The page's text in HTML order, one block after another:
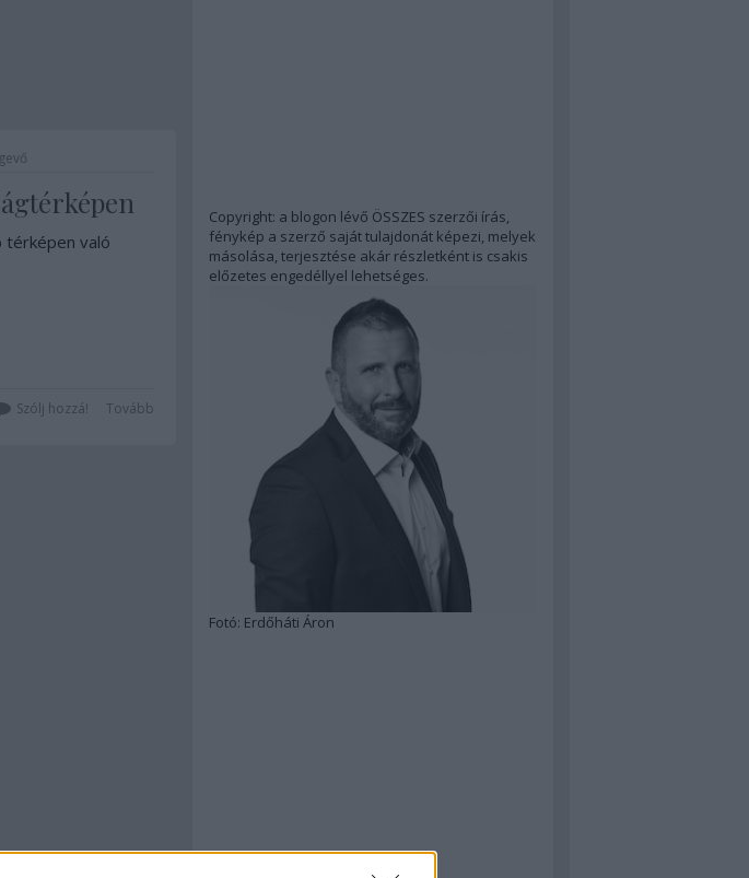
térképen való
Tovább
Szólj hozzá!
Copyright: a blogon lévő ÖSSZES szerzői írás,
fénykép a szerző saját tulajdonát képezi, melyek
másolása, terjesztése akár részletként is csakis
előzetes engedéllyel lehetséges.
Fotó: Erdőháti Áron